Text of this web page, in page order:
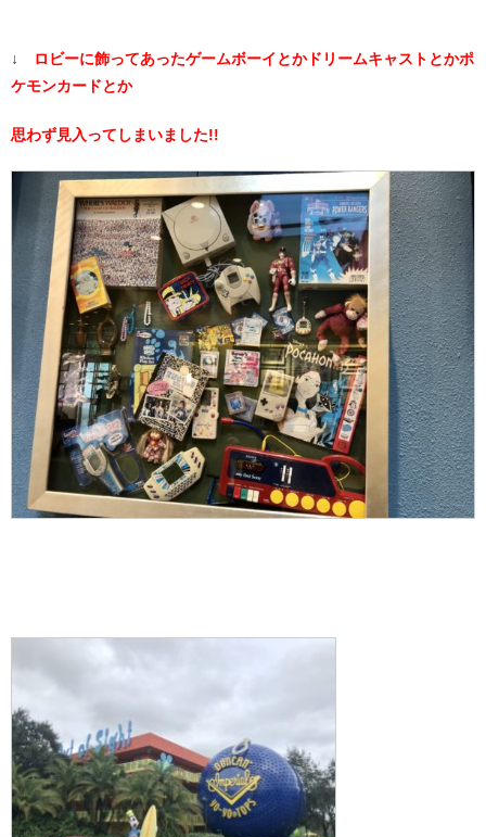
↓
ロビーに飾ってあったゲームボーイとかドリームキャストとかポ
ケモンカードとか
思わず見入ってしまいました!!